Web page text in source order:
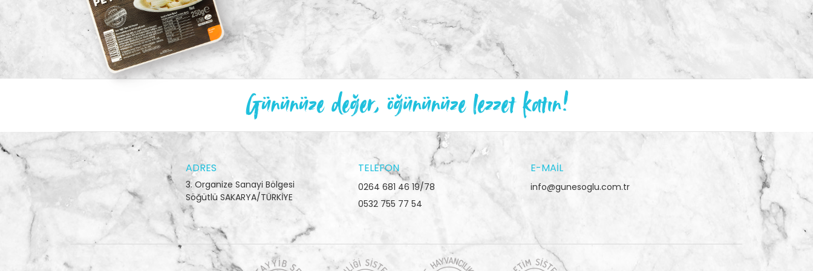
Gününüze değer, öğününüze lezzet katın!
ADRES
3. Organize Sanayi Bölgesi
Söğütlü SAKARYA/TÜRKİYE
TELEFON
0264 681 46 19/78
0532 755 77 54
E-MAIL
info@gunesoglu.com.tr